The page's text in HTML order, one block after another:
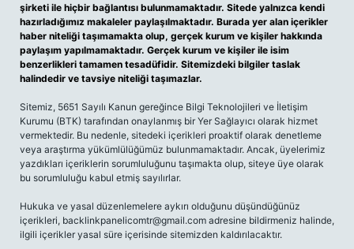
şirketi ile hiçbir bağlantısı bulunmamaktadır. Sitede yalnızca kendi
hazırladığımız makaleler paylaşılmaktadır. Burada yer alan içerikler
haber niteliği taşımamakta olup, gerçek kurum ve kişiler hakkında
paylaşım yapılmamaktadır. Gerçek kurum ve kişiler ile isim
benzerlikleri tamamen tesadüfidir. Sitemizdeki bilgiler taslak
halindedir ve tavsiye niteliği taşımazlar.
Sitemiz, 5651 Sayılı Kanun gereğince Bilgi Teknolojileri ve İletişim
Kurumu (BTK) tarafından onaylanmış bir Yer Sağlayıcı olarak hizmet
vermektedir. Bu nedenle, sitedeki içerikleri proaktif olarak denetleme
veya araştırma yükümlülüğümüz bulunmamaktadır. Ancak, üyelerimiz
yazdıkları içeriklerin sorumluluğunu taşımakta olup, siteye üye olarak
bu sorumluluğu kabul etmiş sayılırlar.
Hukuka ve yasal düzenlemelere aykırı olduğunu düşündüğünüz
içerikleri, backlinkpanelicomtr@gmail.com adresine bildirmeniz halinde,
ilgili içerikler yasal süre içerisinde sitemizden kaldırılacaktır.